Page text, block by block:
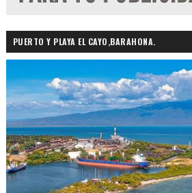
PUERTO Y PLAYA EL CAYO,BARAHONA.